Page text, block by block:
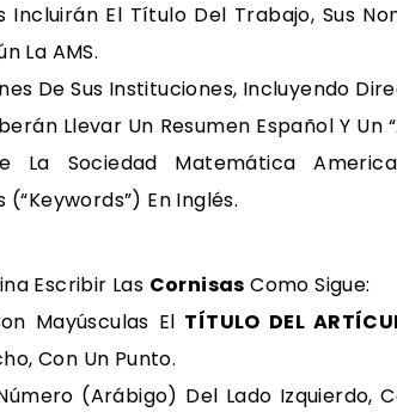
Incluirán El Título Del Trabajo, Sus
La AMS.
De Sus Instituciones, Incluyendo
Llevar Un Resumen Español Y Un
La Sociedad Matemática
En Inglés.
Escribir Las Cornisas Como Sigue:
Mayúsculas El TÍTULO DEL
Con Un Punto.
(arábigo) Del Lado Izquierdo,